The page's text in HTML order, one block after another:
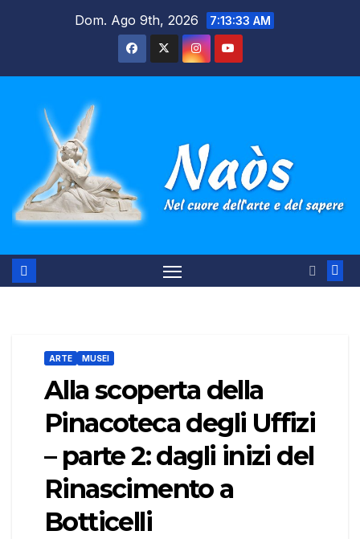
Dom. Ago 9th, 2026 7:13:34 AM
ARTE MUSEI
Alla scoperta della
Pinacoteca degli Uffizi
– parte 2: dagli inizi del
Rinascimento a
Botticelli